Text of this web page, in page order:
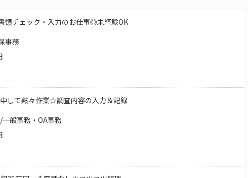
類チェック・入力のお仕事◎未経験OK
事務
して黙々作業☆調査内容の入力＆記録
般事務・OA事務